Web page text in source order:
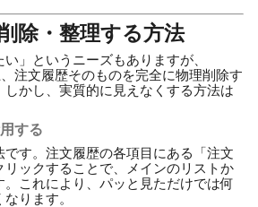
除・整理する方法
い」というニーズもありますが、
注文履歴そのものを完全に物理削除す
しかし、実質的に見えなくする方法は
する
です。注文履歴の各項目にある「注文
リックすることで、メインのリストか
。これにより、パッと見ただけでは何
ります。